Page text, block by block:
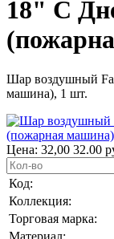
18" С
Шар воздушный
машина), 1 шт.
Цена: 32,00 32.00
Код:
Коллекция:
Торговая марка:
Материал: